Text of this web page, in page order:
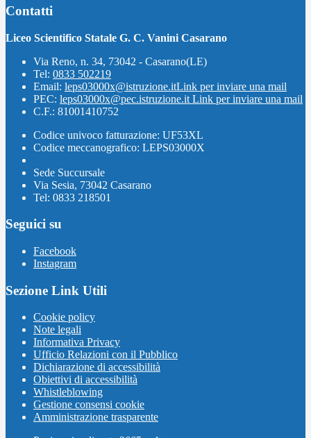
Contatti
Liceo Scientifico Statale G. C. Vanini Casarano
Via Reno, n. 34, 73042 - Casarano(LE)
Tel: 0833 502219
Email: leps03000x@istruzione.itLink per inviare una mail
PEC: leps03000x@pec.istruzione.it Link per inviare una mail
C.F.: 81001410752
Codice univoco fatturazione: UF53XL
Codice meccanografico: LEPS03000X
Sede Succursale
Via Sesia, 73042 Casarano
Tel: 0833 218501
Seguici su
Facebook
Instagram
Sezione Link Utili
Cookie policy
Note legali
Informativa Privacy
Ufficio Relazioni con il Pubblico
Dichiarazione di accessibilità
Obiettivi di accessibilità
Whistleblowing
Gestione consensi cookie
Amministrazione trasparente